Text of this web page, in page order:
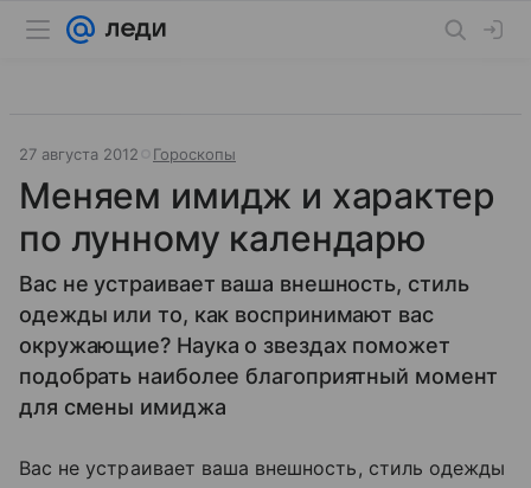
27 августа 2012 Гороскопы
Меняем имидж и характер
по лунному календарю
Вас не устраивает ваша внешность, стиль
одежды или то, как воспринимают вас
окружающие? Наука о звездах поможет
подобрать наиболее благоприятный момент
для смены имиджа
Вас не устраивает ваша внешность, стиль одежды